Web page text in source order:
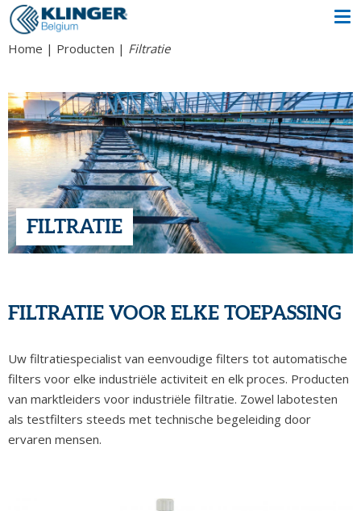
Home Producten Filtratie
FILTRATIE
FILTRATIE VOOR ELKE TOEPASSING
Uw filtratiespecialist van eenvoudige filters tot automatische
filters voor elke industriële activiteit en elk proces. Producten
van marktleiders voor industriële filtratie. Zowel labotesten
als testfilters steeds met technische begeleiding door
ervaren mensen.